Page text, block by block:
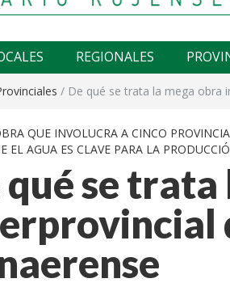
rojense
REGIONALES
/ De qué se trata la mega obra
QUE INVOLUCRA A CINCO
EL AGUA ES CLAVE PARA LA
qué se